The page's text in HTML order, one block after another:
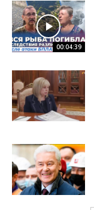
00:04:39